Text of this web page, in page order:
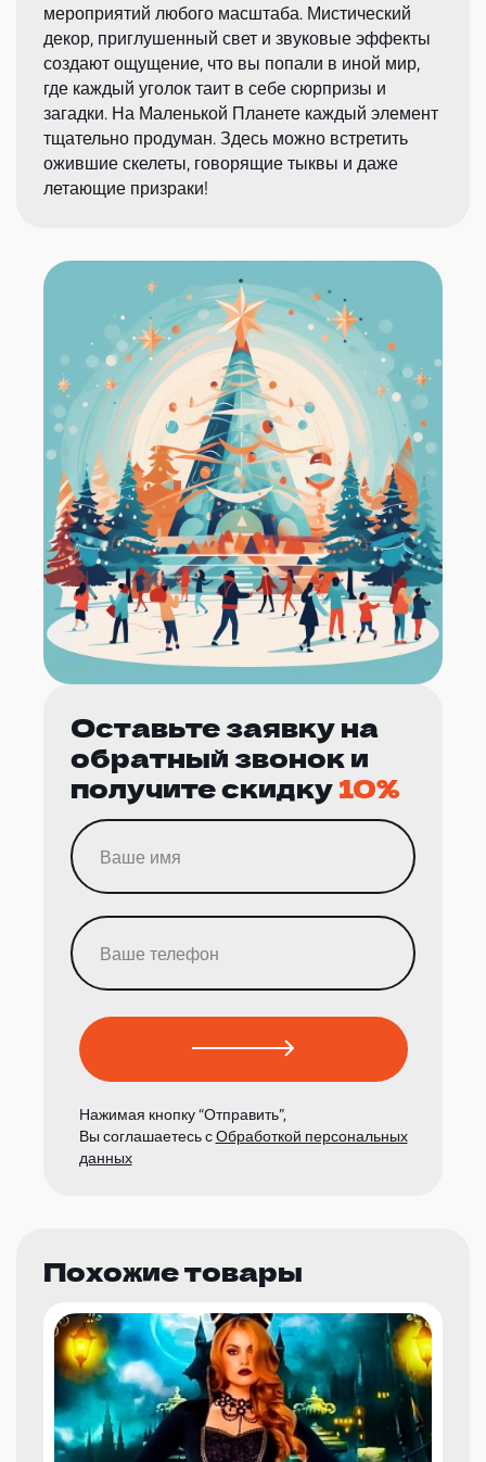
мероприятий любого масштаба. Мистический
декор, приглушенный свет и звуковые эффекты
создают ощущение, что вы попали в иной мир,
где каждый уголок таит в себе сюрпризы и
загадки. На Маленькой Планете каждый элемент
тщательно продуман. Здесь можно встретить
ожившие скелеты, говорящие тыквы и даже
летающие призраки!
Оставьте заявку на
обратный звонок и
получите скидку10%
Нажимая кнопку “Отправить”,
Вы соглашаетесь сОбработкой персональных
данных
Похожие товары